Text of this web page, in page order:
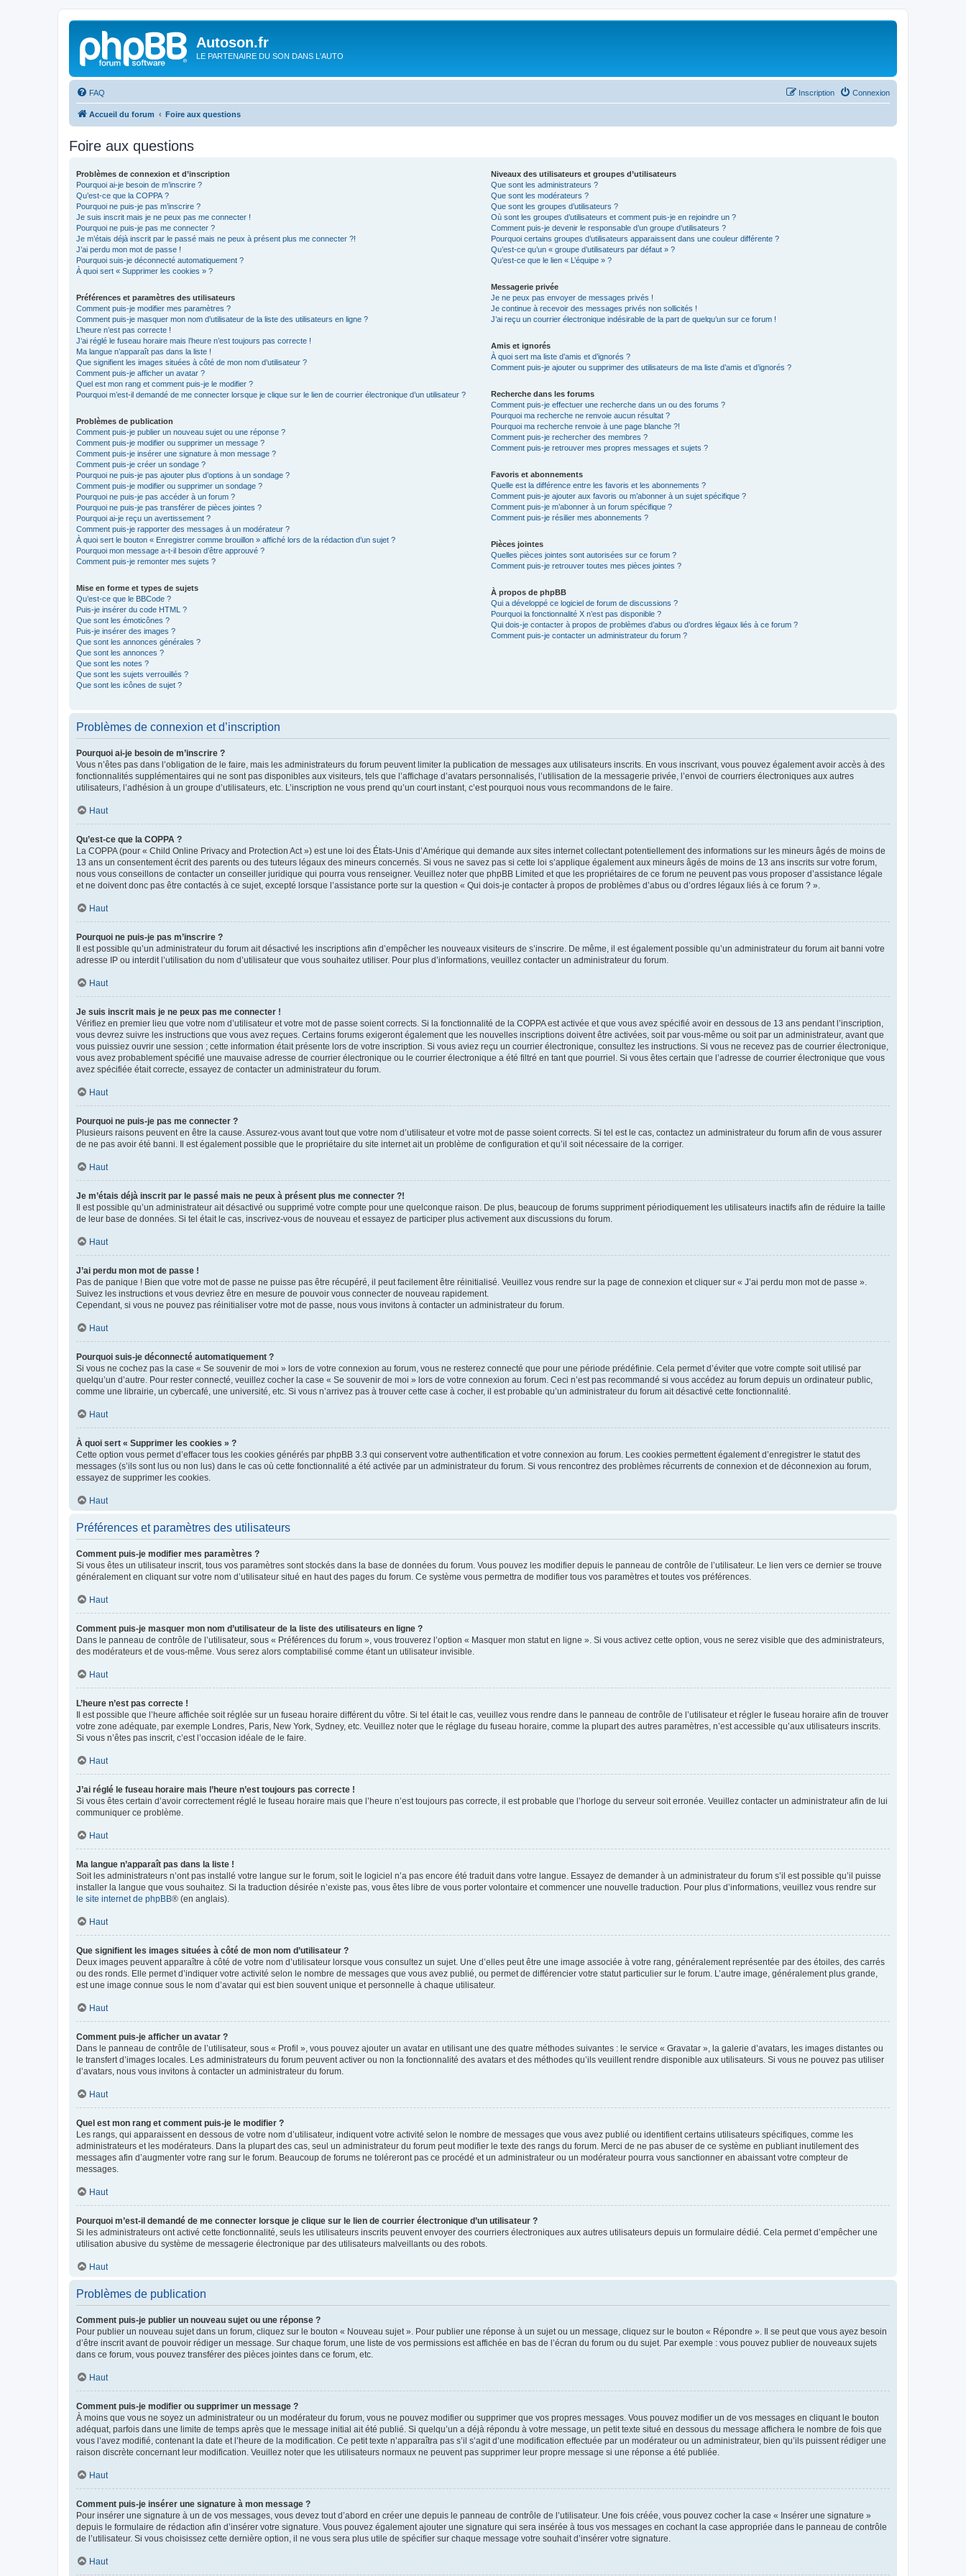
Autoson.fr
LE PARTENAIRE DU SON DANS L'AUTO
FAQ Connexion
Inscription
Accueil du forum Foire aux questions
Foire aux questions
Problèmes de connexion et d’inscription
Pourquoi ai-je besoin de m’inscrire ?
Qu’est-ce que la COPPA ?
Pourquoi ne puis-je pas m’inscrire ?
Je suis inscrit mais je ne peux pas me connecter !
Pourquoi ne puis-je pas me connecter ?
Je m’étais déjà inscrit par le passé mais ne peux à présent plus me connecter ?!
J’ai perdu mon mot de passe !
Pourquoi suis-je déconnecté automatiquement ?
À quoi sert « Supprimer les cookies » ?
Préférences et paramètres des utilisateurs
Comment puis-je modifier mes paramètres ?
Comment puis-je masquer mon nom d’utilisateur de la liste des utilisateurs en ligne ?
L’heure n’est pas correcte !
J’ai réglé le fuseau horaire mais l’heure n’est toujours pas correcte !
Ma langue n’apparaît pas dans la liste !
Que signifient les images situées à côté de mon nom d’utilisateur ?
Comment puis-je afficher un avatar ?
Quel est mon rang et comment puis-je le modifier ?
Pourquoi m’est-il demandé de me connecter lorsque je clique sur le lien de courrier électronique d’un utilisateur ?
Problèmes de publication
Comment puis-je publier un nouveau sujet ou une réponse ?
Comment puis-je modifier ou supprimer un message ?
Comment puis-je insérer une signature à mon message ?
Comment puis-je créer un sondage ?
Pourquoi ne puis-je pas ajouter plus d’options à un sondage ?
Comment puis-je modifier ou supprimer un sondage ?
Pourquoi ne puis-je pas accéder à un forum ?
Pourquoi ne puis-je pas transférer de pièces jointes ?
Pourquoi ai-je reçu un avertissement ?
Comment puis-je rapporter des messages à un modérateur ?
À quoi sert le bouton « Enregistrer comme brouillon » affiché lors de la rédaction d’un sujet ?
Pourquoi mon message a-t-il besoin d’être approuvé ?
Comment puis-je remonter mes sujets ?
Mise en forme et types de sujets
Qu’est-ce que le BBCode ?
Puis-je insérer du code HTML ?
Que sont les émoticônes ?
Puis-je insérer des images ?
Que sont les annonces générales ?
Que sont les annonces ?
Que sont les notes ?
Que sont les sujets verrouillés ?
Que sont les icônes de sujet ?
Niveaux des utilisateurs et groupes d’utilisateurs
Que sont les administrateurs ?
Que sont les modérateurs ?
Que sont les groupes d’utilisateurs ?
Où sont les groupes d’utilisateurs et comment puis-je en rejoindre un ?
Comment puis-je devenir le responsable d’un groupe d’utilisateurs ?
Pourquoi certains groupes d’utilisateurs apparaissent dans une couleur différente ?
Qu’est-ce qu’un « groupe d’utilisateurs par défaut » ?
Qu’est-ce que le lien « L’équipe » ?
Messagerie privée
Je ne peux pas envoyer de messages privés !
Je continue à recevoir des messages privés non sollicités !
J’ai reçu un courrier électronique indésirable de la part de quelqu’un sur ce forum !
Amis et ignorés
À quoi sert ma liste d’amis et d’ignorés ?
Comment puis-je ajouter ou supprimer des utilisateurs de ma liste d’amis et d’ignorés ?
Recherche dans les forums
Comment puis-je effectuer une recherche dans un ou des forums ?
Pourquoi ma recherche ne renvoie aucun résultat ?
Pourquoi ma recherche renvoie à une page blanche ?!
Comment puis-je rechercher des membres ?
Comment puis-je retrouver mes propres messages et sujets ?
Favoris et abonnements
Quelle est la différence entre les favoris et les abonnements ?
Comment puis-je ajouter aux favoris ou m’abonner à un sujet spécifique ?
Comment puis-je m’abonner à un forum spécifique ?
Comment puis-je résilier mes abonnements ?
Pièces jointes
Quelles pièces jointes sont autorisées sur ce forum ?
Comment puis-je retrouver toutes mes pièces jointes ?
À propos de phpBB
Qui a développé ce logiciel de forum de discussions ?
Pourquoi la fonctionnalité X n’est pas disponible ?
Qui dois-je contacter à propos de problèmes d’abus ou d’ordres légaux liés à ce forum ?
Comment puis-je contacter un administrateur du forum ?
Problèmes de connexion et d’inscription
Pourquoi ai-je besoin de m’inscrire ?
Vous n’êtes pas dans l’obligation de le faire, mais les administrateurs du forum peuvent limiter la publication de messages aux utilisateurs inscrits. En vous inscrivant, vous pouvez également avoir accès à des
fonctionnalités supplémentaires qui ne sont pas disponibles aux visiteurs, tels que l’affichage d’avatars personnalisés, l’utilisation de la messagerie privée, l’envoi de courriers électroniques aux autres
utilisateurs, l’adhésion à un groupe d’utilisateurs, etc. L’inscription ne vous prend qu’un court instant, c’est pourquoi nous vous recommandons de le faire.
Haut
Qu’est-ce que la COPPA ?
La COPPA (pour « Child Online Privacy and Protection Act ») est une loi des États-Unis d’Amérique qui demande aux sites internet collectant potentiellement des informations sur les mineurs âgés de moins de
13 ans un consentement écrit des parents ou des tuteurs légaux des mineurs concernés. Si vous ne savez pas si cette loi s’applique également aux mineurs âgés de moins de 13 ans inscrits sur votre forum,
nous vous conseillons de contacter un conseiller juridique qui pourra vous renseigner. Veuillez noter que phpBB Limited et que les propriétaires de ce forum ne peuvent pas vous proposer d’assistance légale
et ne doivent donc pas être contactés à ce sujet, excepté lorsque l’assistance porte sur la question « Qui dois-je contacter à propos de problèmes d’abus ou d’ordres légaux liés à ce forum ? ».
Haut
Pourquoi ne puis-je pas m’inscrire ?
Il est possible qu’un administrateur du forum ait désactivé les inscriptions afin d’empêcher les nouveaux visiteurs de s’inscrire. De même, il est également possible qu’un administrateur du forum ait banni votre
adresse IP ou interdit l’utilisation du nom d’utilisateur que vous souhaitez utiliser. Pour plus d’informations, veuillez contacter un administrateur du forum.
Haut
Je suis inscrit mais je ne peux pas me connecter !
Vérifiez en premier lieu que votre nom d’utilisateur et votre mot de passe soient corrects. Si la fonctionnalité de la COPPA est activée et que vous avez spécifié avoir en dessous de 13 ans pendant l’inscription,
vous devrez suivre les instructions que vous avez reçues. Certains forums exigeront également que les nouvelles inscriptions doivent être activées, soit par vous-même ou soit par un administrateur, avant que
vous puissiez ouvrir une session ; cette information était présente lors de votre inscription. Si vous aviez reçu un courrier électronique, consultez les instructions. Si vous ne recevez pas de courrier électronique,
vous avez probablement spécifié une mauvaise adresse de courrier électronique ou le courrier électronique a été filtré en tant que pourriel. Si vous êtes certain que l’adresse de courrier électronique que vous
avez spécifiée était correcte, essayez de contacter un administrateur du forum.
Haut
Pourquoi ne puis-je pas me connecter ?
Plusieurs raisons peuvent en être la cause. Assurez-vous avant tout que votre nom d’utilisateur et votre mot de passe soient corrects. Si tel est le cas, contactez un administrateur du forum afin de vous assurer
de ne pas avoir été banni. Il est également possible que le propriétaire du site internet ait un problème de configuration et qu’il soit nécessaire de la corriger.
Haut
Je m’étais déjà inscrit par le passé mais ne peux à présent plus me connecter ?!
Il est possible qu’un administrateur ait désactivé ou supprimé votre compte pour une quelconque raison. De plus, beaucoup de forums suppriment périodiquement les utilisateurs inactifs afin de réduire la taille
de leur base de données. Si tel était le cas, inscrivez-vous de nouveau et essayez de participer plus activement aux discussions du forum.
Haut
J’ai perdu mon mot de passe !
Pas de panique ! Bien que votre mot de passe ne puisse pas être récupéré, il peut facilement être réinitialisé. Veuillez vous rendre sur la page de connexion et cliquer sur « J’ai perdu mon mot de passe ».
Suivez les instructions et vous devriez être en mesure de pouvoir vous connecter de nouveau rapidement.
Cependant, si vous ne pouvez pas réinitialiser votre mot de passe, nous vous invitons à contacter un administrateur du forum.
Haut
Pourquoi suis-je déconnecté automatiquement ?
Si vous ne cochez pas la case « Se souvenir de moi » lors de votre connexion au forum, vous ne resterez connecté que pour une période prédéfinie. Cela permet d’éviter que votre compte soit utilisé par
quelqu’un d’autre. Pour rester connecté, veuillez cocher la case « Se souvenir de moi » lors de votre connexion au forum. Ceci n’est pas recommandé si vous accédez au forum depuis un ordinateur public,
comme une librairie, un cybercafé, une université, etc. Si vous n’arrivez pas à trouver cette case à cocher, il est probable qu’un administrateur du forum ait désactivé cette fonctionnalité.
Haut
À quoi sert « Supprimer les cookies » ?
Cette option vous permet d’effacer tous les cookies générés par phpBB 3.3 qui conservent votre authentification et votre connexion au forum. Les cookies permettent également d’enregistrer le statut des
messages (s’ils sont lus ou non lus) dans le cas où cette fonctionnalité a été activée par un administrateur du forum. Si vous rencontrez des problèmes récurrents de connexion et de déconnexion au forum,
essayez de supprimer les cookies.
Haut
Préférences et paramètres des utilisateurs
Comment puis-je modifier mes paramètres ?
Si vous êtes un utilisateur inscrit, tous vos paramètres sont stockés dans la base de données du forum. Vous pouvez les modifier depuis le panneau de contrôle de l’utilisateur. Le lien vers ce dernier se trouve
généralement en cliquant sur votre nom d’utilisateur situé en haut des pages du forum. Ce système vous permettra de modifier tous vos paramètres et toutes vos préférences.
Haut
Comment puis-je masquer mon nom d’utilisateur de la liste des utilisateurs en ligne ?
Dans le panneau de contrôle de l’utilisateur, sous « Préférences du forum », vous trouverez l’option « Masquer mon statut en ligne ». Si vous activez cette option, vous ne serez visible que des administrateurs,
des modérateurs et de vous-même. Vous serez alors comptabilisé comme étant un utilisateur invisible.
Haut
L’heure n’est pas correcte !
Il est possible que l’heure affichée soit réglée sur un fuseau horaire différent du vôtre. Si tel était le cas, veuillez vous rendre dans le panneau de contrôle de l’utilisateur et régler le fuseau horaire afin de trouver
votre zone adéquate, par exemple Londres, Paris, New York, Sydney, etc. Veuillez noter que le réglage du fuseau horaire, comme la plupart des autres paramètres, n’est accessible qu’aux utilisateurs inscrits.
Si vous n’êtes pas inscrit, c’est l’occasion idéale de le faire.
Haut
J’ai réglé le fuseau horaire mais l’heure n’est toujours pas correcte !
Si vous êtes certain d’avoir correctement réglé le fuseau horaire mais que l’heure n’est toujours pas correcte, il est probable que l’horloge du serveur soit erronée. Veuillez contacter un administrateur afin de lui
communiquer ce problème.
Haut
Ma langue n’apparaît pas dans la liste !
Soit les administrateurs n’ont pas installé votre langue sur le forum, soit le logiciel n’a pas encore été traduit dans votre langue. Essayez de demander à un administrateur du forum s’il est possible qu’il puisse
installer la langue que vous souhaitez. Si la traduction désirée n’existe pas, vous êtes libre de vous porter volontaire et commencer une nouvelle traduction. Pour plus d’informations, veuillez vous rendre sur
le site internet de phpBB® (en anglais).
Haut
Que signifient les images situées à côté de mon nom d’utilisateur ?
Deux images peuvent apparaître à côté de votre nom d’utilisateur lorsque vous consultez un sujet. Une d’elles peut être une image associée à votre rang, généralement représentée par des étoiles, des carrés
ou des ronds. Elle permet d’indiquer votre activité selon le nombre de messages que vous avez publié, ou permet de différencier votre statut particulier sur le forum. L’autre image, généralement plus grande,
est une image connue sous le nom d’avatar qui est bien souvent unique et personnelle à chaque utilisateur.
Haut
Comment puis-je afficher un avatar ?
Dans le panneau de contrôle de l’utilisateur, sous « Profil », vous pouvez ajouter un avatar en utilisant une des quatre méthodes suivantes : le service « Gravatar », la galerie d’avatars, les images distantes ou
le transfert d’images locales. Les administrateurs du forum peuvent activer ou non la fonctionnalité des avatars et des méthodes qu’ils veuillent rendre disponible aux utilisateurs. Si vous ne pouvez pas utiliser
d’avatars, nous vous invitons à contacter un administrateur du forum.
Haut
Quel est mon rang et comment puis-je le modifier ?
Les rangs, qui apparaissent en dessous de votre nom d’utilisateur, indiquent votre activité selon le nombre de messages que vous avez publié ou identifient certains utilisateurs spécifiques, comme les
administrateurs et les modérateurs. Dans la plupart des cas, seul un administrateur du forum peut modifier le texte des rangs du forum. Merci de ne pas abuser de ce système en publiant inutilement des
messages afin d’augmenter votre rang sur le forum. Beaucoup de forums ne toléreront pas ce procédé et un administrateur ou un modérateur pourra vous sanctionner en abaissant votre compteur de
messages.
Haut
Pourquoi m’est-il demandé de me connecter lorsque je clique sur le lien de courrier électronique d’un utilisateur ?
Si les administrateurs ont activé cette fonctionnalité, seuls les utilisateurs inscrits peuvent envoyer des courriers électroniques aux autres utilisateurs depuis un formulaire dédié. Cela permet d’empêcher une
utilisation abusive du système de messagerie électronique par des utilisateurs malveillants ou des robots.
Haut
Problèmes de publication
Comment puis-je publier un nouveau sujet ou une réponse ?
Pour publier un nouveau sujet dans un forum, cliquez sur le bouton « Nouveau sujet ». Pour publier une réponse à un sujet ou un message, cliquez sur le bouton « Répondre ». Il se peut que vous ayez besoin
d’être inscrit avant de pouvoir rédiger un message. Sur chaque forum, une liste de vos permissions est affichée en bas de l’écran du forum ou du sujet. Par exemple : vous pouvez publier de nouveaux sujets
dans ce forum, vous pouvez transférer des pièces jointes dans ce forum, etc.
Haut
Comment puis-je modifier ou supprimer un message ?
À moins que vous ne soyez un administrateur ou un modérateur du forum, vous ne pouvez modifier ou supprimer que vos propres messages. Vous pouvez modifier un de vos messages en cliquant le bouton
adéquat, parfois dans une limite de temps après que le message initial ait été publié. Si quelqu’un a déjà répondu à votre message, un petit texte situé en dessous du message affichera le nombre de fois que
vous l’avez modifié, contenant la date et l’heure de la modification. Ce petit texte n’apparaîtra pas s’il s’agit d’une modification effectuée par un modérateur ou un administrateur, bien qu’ils puissent rédiger une
raison discrète concernant leur modification. Veuillez noter que les utilisateurs normaux ne peuvent pas supprimer leur propre message si une réponse a été publiée.
Haut
Comment puis-je insérer une signature à mon message ?
Pour insérer une signature à un de vos messages, vous devez tout d’abord en créer une depuis le panneau de contrôle de l’utilisateur. Une fois créée, vous pouvez cocher la case « Insérer une signature »
depuis le formulaire de rédaction afin d’insérer votre signature. Vous pouvez également ajouter une signature qui sera insérée à tous vos messages en cochant la case appropriée dans le panneau de contrôle
de l’utilisateur. Si vous choisissez cette dernière option, il ne vous sera plus utile de spécifier sur chaque message votre souhait d’insérer votre signature.
Haut